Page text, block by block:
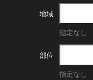
地域
指定なし
部位
指定なし